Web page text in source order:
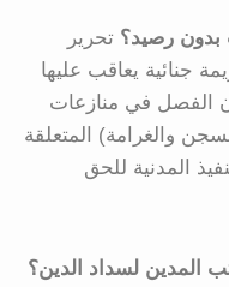
تحرير
جنائية يعاقب عليها
الفصل في منازعات
والغرامة) المتعلقة
المدنية للحق